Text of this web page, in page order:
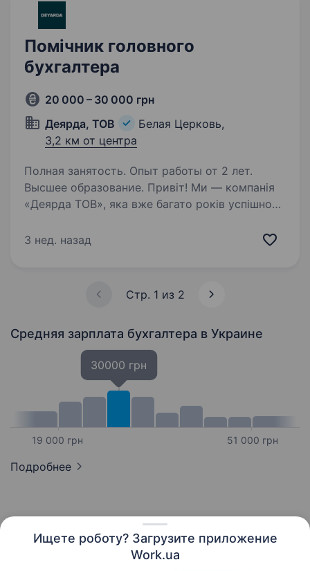
Ищете роботу? Загрузите приложение
Work.ua
Помічник головного
бухгалтера
20 000 – 30 000 грн
Деярда, ТОВ
Белая Церковь,
3,2 км от центра
Полная занятость. Опыт работы от 2 лет.
Высшее образование. Привіт! Ми — компанія
«Деярда ТОВ», яка вже багато років успішно
свинокомплекси за найсучаснішими
3 нед. назад
Стр. 1 из 2
Средняя зарплата бухгалтера в Украине
19 000 грн
30000 грн
51 000 грн
Подробнее